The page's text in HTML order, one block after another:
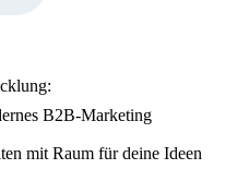
B2B-Marketing
mit Raum für deine Ideen